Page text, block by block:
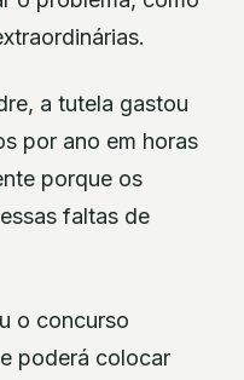
a tutela gastou
por ano em horas
porque os
faltas de
o concurso
poderá colocar